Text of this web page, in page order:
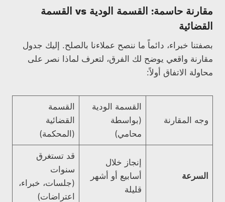
مقارنة حاسمة: القسمة الودية vs القسمة
القضائية
بصفتنا خبراء، دائماً ما ننصح عملاءنا بالصلح. إليك جدول
مقارنة واقعي يوضح لك الفرق، لتعرف لماذا نصر على
محاولة الاتفاق أولاً:
وجه المقارنة
القسمة الودية
(بواسطة
محامي)
القسمة
القضائية
(المحكمة)
السرعة
إنجاز خلال
أسابيع أو أشهر
قليلة
قد تستغرق
سنوات
(جلسات، خبراء،
اعتراضات)